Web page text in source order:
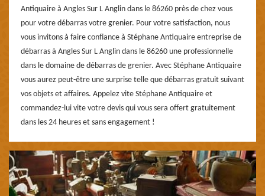
Antiquaire à Angles Sur L Anglin dans le 86260 près de chez vous
pour votre débarras votre grenier. Pour votre satisfaction, nous
vous invitons à faire confiance à Stéphane Antiquaire entreprise de
débarras à Angles Sur L Anglin dans le 86260 une professionnelle
dans le domaine de débarras de grenier. Avec Stéphane Antiquaire
vous aurez peut-être une surprise telle que débarras gratuit suivant
vos objets et affaires. Appelez vite Stéphane Antiquaire et
commandez-lui vite votre devis qui vous sera offert gratuitement
dans les 24 heures et sans engagement !